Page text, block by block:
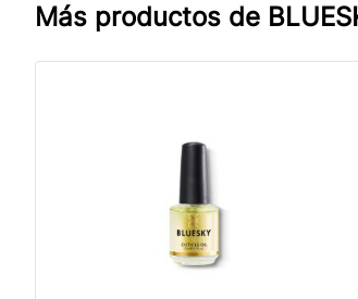
Más productos de